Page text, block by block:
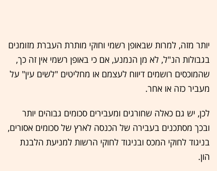
יותר מזה, למרות שבאופן רשמי וחוקי מותרת העברת מזומנים
בגבולות הנ"ל, לא מן הנמנע, אם כי באופן רשמי אין זה כך,
שהמוכסים רושמים דיווח לעצמם או מחליטים "לשים עין" על
מעביר כזה או אחר.
לכן, יש גם כאלה שחורגים ומעבירים סכומים גבוהים יותר
ובכך מסתכנים בעבירה של הכנסה לארץ של סכומים אסורים,
בניגוד לחוקי המכס ובניגוד לחוקי הרשות למניעת הלבנת
הון.